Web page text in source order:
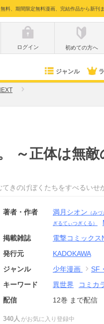
料、期間限定無料漫画、完結作品から新刊
ログイン 初めての方へ
ジャンル
～正体は無
きのげぼくたちをすべるいせ
著者・作者 満月シオン （み
ぎるてぃつぎくる）
掲載雑誌
電撃コミックス
発行元
KADOKAWA
ジャンル
少年漫画
SF
キーワード
異世界 コミカ
配信
12巻 まで配信
340人 がお気に入り登録中